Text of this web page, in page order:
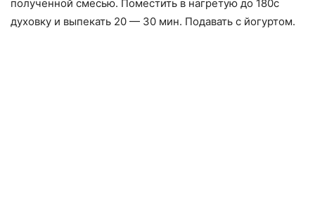
полученной смесью. Поместить в нагретую до 180с
духовку и выпекать 20 — 30 мин. Подавать с йогуртом.